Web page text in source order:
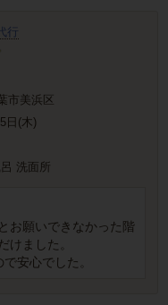
行
市美浜区
日(木)
洗面所
お願いできなかった階
けました。
安心でした。